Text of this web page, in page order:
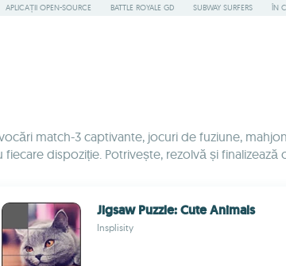
APLICAȚII OPEN-SOURCE BATTLE ROYALE GD SUBWAY SURFERS ÎN
match-3 captivante, jocuri de fuziune,
dispoziție. Potrivește, rezolvă și finalizează
Jigsaw Puzzle: Cute Animals
Insplisity